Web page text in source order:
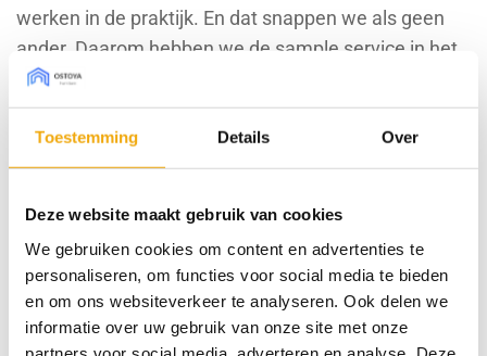
Toestemming Details Over
Deze website maakt gebruik van cookies
We gebruiken cookies om content en advertenties te
personaliseren, om functies voor social media te bieden
en om ons websiteverkeer te analyseren. Ook delen we
informatie over uw gebruik van onze site met onze
werken in de praktijk. En dat snappen we als geen
ander. Daarom hebben we de sample service in het
leven geroepen: voor zowel IKEA-, doe-het-zelf
projecten als voor complete keukenrenovaties. Kies
één of meerdere samples uit en we sturen ze zo snel
mogelijk naar je op.
Onze samples zijn in een formaat van 30 x 30 cm. Je
kunt de samples altijd gratis aan ons retourneren en
wanneer ze onbeschadigd bij ons terug komen krijg
je het aankoopbedrag terug.